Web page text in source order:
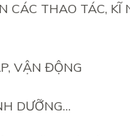
CÁC THAO TÁC, KĨ
VẬN ĐỘNG
DƯỠNG…